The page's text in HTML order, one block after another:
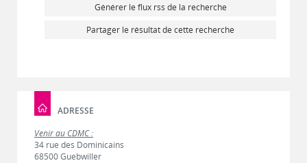
Générer le flux rss de la recherche
Partager le résultat de cette recherche
ADRESSE
Venir au CDMC :
34 rue des Dominicains
68500 Guebwiller